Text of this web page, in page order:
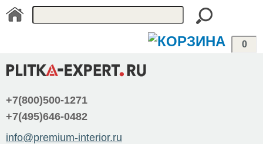
0
+7(800)500-1271
+7(495)646-0482
info@premium-interior.ru